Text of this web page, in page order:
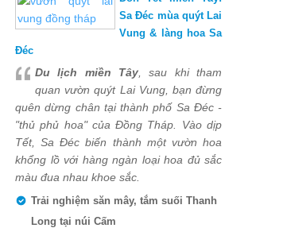
Sa Đéc mùa quýt Lai
Vung & làng hoa Sa
Đéc
Du lịch miền Tây , sau khi tham
quan vườn quýt Lai Vung, bạn đừng
quên dừng chân tại thành phố Sa Đéc -
"thủ phủ hoa" của Đồng Tháp. Vào dịp
Tết, Sa Đéc biến thành một vườn hoa
khổng lồ với hàng ngàn loại hoa đủ sắc
màu đua nhau khoe sắc.
Trải nghiệm săn mây, tắm suối Thanh
Long tại núi Cấm